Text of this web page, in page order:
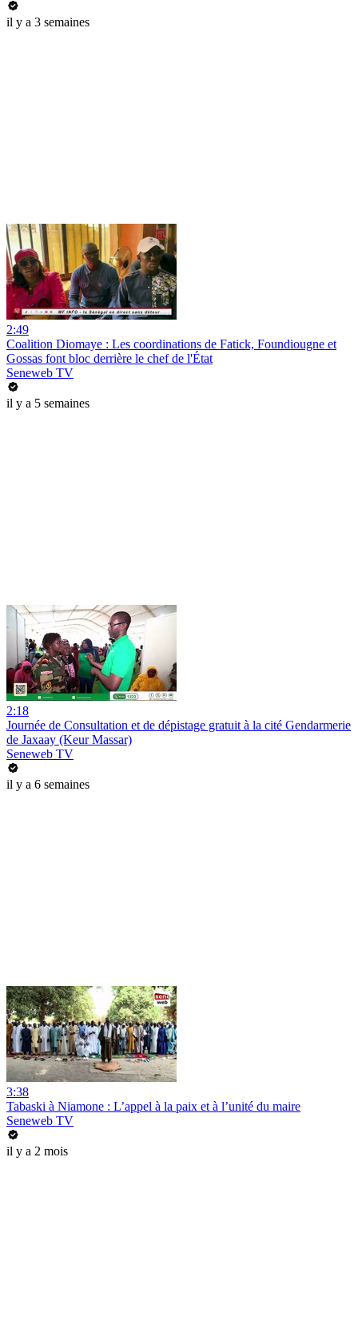
il y a 3 semaines
2:49
Coalition Diomaye : Les coordinations de Fatick, Foundiougne et
Gossas font bloc derrière le chef de l'État
Seneweb TV
il y a 5 semaines
2:18
Journée de Consultation et de dépistage gratuit à la cité Gendarmerie
de Jaxaay (Keur Massar)
Seneweb TV
il y a 6 semaines
3:38
Tabaski à Niamone : L’appel à la paix et à l’unité du maire
Seneweb TV
il y a 2 mois